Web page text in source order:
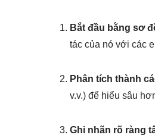
Bắt đầu bằng sơ
tác của nó với các
Phân tích thành
v.v.) để hiểu sâu
Ghi nhãn rõ ràng